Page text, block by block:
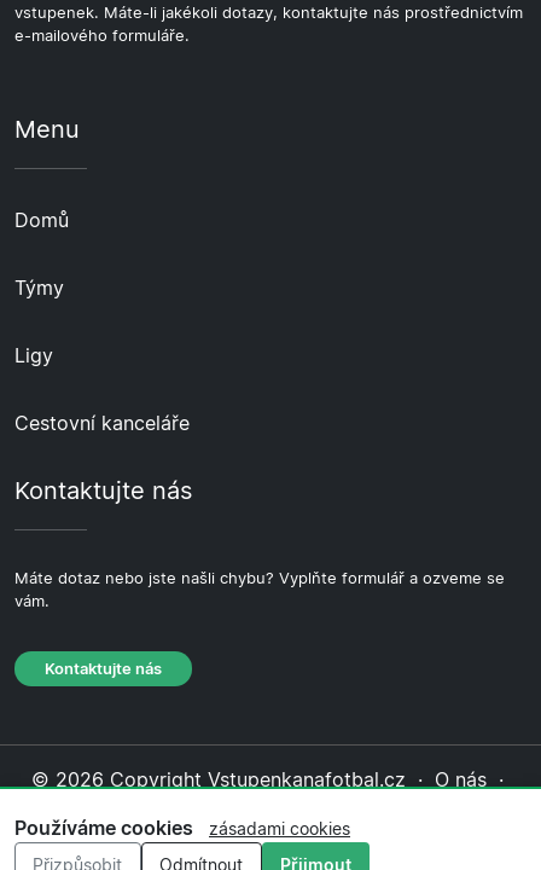
vstupenek. Máte-li jakékoli dotazy, kontaktujte nás prostřednictvím
e-mailového formuláře.
Menu
Domů
Týmy
Ligy
Cestovní kanceláře
Kontaktujte nás
Máte dotaz nebo jste našli chybu? Vyplňte formulář a ozveme se
vám.
Kontaktujte nás
© 2026 Copyright Vstupenkanafotbal.cz · O nás ·
cookies·Redakční zásady
Používáme cookies
zásadami cookies
Přizpůsobit
Odmítnout Přijmout